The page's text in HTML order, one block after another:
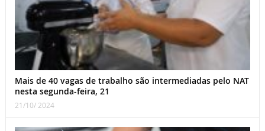
Mais de 40 vagas de trabalho são intermediadas pelo NAT
nesta segunda-feira, 21
21/10/ 2024